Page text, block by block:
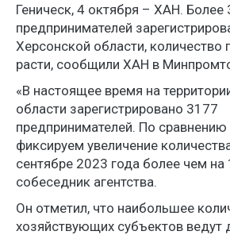
Геническ, 4 октября – ХАН. Более
предпринимателей
Херсонской области, количество
расти, сообщили ХАН в
«В настоящее время на
области зарегистрировано 3177
предпринимателей. По
фиксируем увеличение
сентябре 2023 года более чем на
собеседник агентства.
Он отметил, что наибольшее
хозяйствующих субъектов ведут